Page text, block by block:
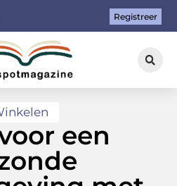
Registreer
een